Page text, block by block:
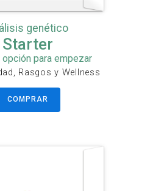
genético
Starter
opción para empezar
Rasgos y Wellness
COMPRAR